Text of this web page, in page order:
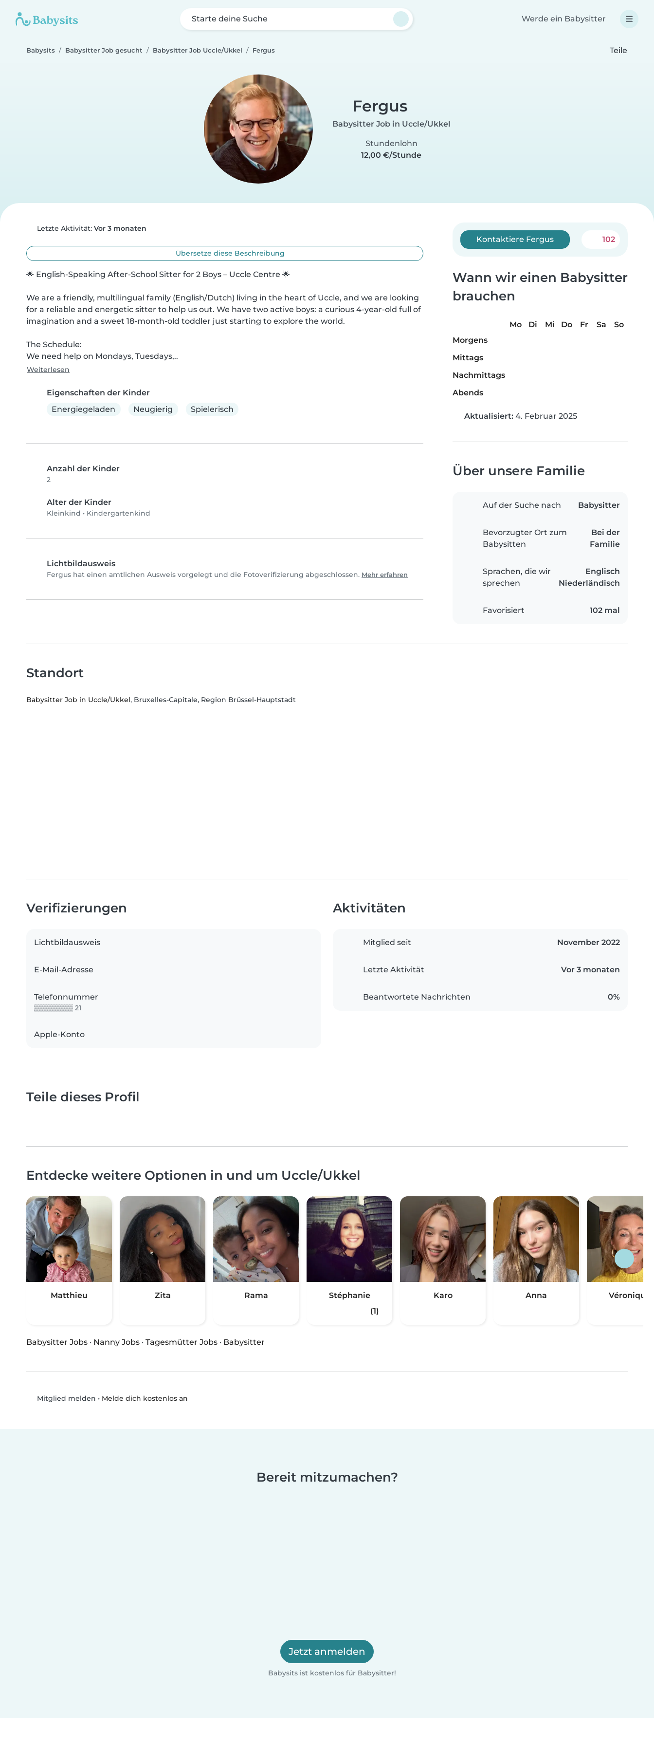
Starte deine Suche Werde ein Babysitter
Babysits Babysitter Job gesucht Babysitter Job Uccle/Ukkel Fergus Teile
Fergus
Babysitter Job in Uccle/Ukkel
Stundenlohn
12,00 €/Stunde
Letzte Aktivität: Vor 3 monaten
Übersetze diese Beschreibung
🌟 English-Speaking After-School Sitter for 2 Boys – Uccle Centre 🌟
We are a friendly, multilingual family (English/Dutch) living in the heart of Uccle, and we are looking
for a reliable and energetic sitter to help us out. We have two active boys: a curious 4-year-old full of
imagination and a sweet 18-month-old toddler just starting to explore the world.
The Schedule:
We need help on Mondays, Tuesdays,..
Weiterlesen
Eigenschaften der Kinder
Energiegeladen
Neugierig Spielerisch
Anzahl der Kinder
2
Alter der Kinder
Kleinkind • Kindergartenkind
Lichtbildausweis
Fergus hat einen amtlichen Ausweis vorgelegt und die Fotoverifizierung abgeschlossen. Mehr erfahren
Kontaktiere Fergus 102
Wann wir einen Babysitter
brauchen
Mo Di Mi Do Fr Sa
So
Morgens
Mittags
Nachmittags
Abends
Aktualisiert: 4. Februar 2025
Über unsere Familie
Auf der Suche nach Babysitter
Bevorzugter Ort zum
Babysitten
Bei der
Familie
Sprachen, die wir
sprechen
Englisch
Niederländisch
Favorisiert 102 mal
Standort
Babysitter Job in Uccle/Ukkel, Bruxelles-Capitale, Region Brüssel-Hauptstadt
Verifizierungen
Lichtbildausweis
E-Mail-Adresse
Telefonnummer
▒▒▒▒▒▒▒▒ 21
Apple-Konto
Aktivitäten
Mitglied seit November 2022
Letzte Aktivität Vor 3 monaten
Beantwortete Nachrichten 0%
Teile dieses Profil
Entdecke weitere Optionen in und um Uccle/Ukkel
Matthieu Zita Rama
Stéphanie
(1)
Karo Anna Véronique
Babysitter Jobs · Nanny Jobs · Tagesmütter Jobs · Babysitter
Mitglied melden • Melde dich kostenlos an
Bereit mitzumachen?
Jetzt anmelden
Babysits ist kostenlos für Babysitter!